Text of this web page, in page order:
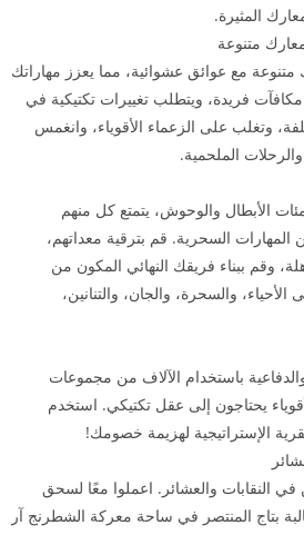
المثيرة.
متنوعة
مع عوائق عشوائية، مما يعزز مهاراتك
فريدة، ويتطلب تغييرات تكتيكية في
وتغلب على الزعماء الأقوياء، وانغمس
الملحمية.
الأبطال والوحوش، يتمتع كل منهم
السحرية. قم بترقية معداتهم،
وقم ببناء فريقك النهائي المكون من
والسحرة، والجان، والتنانين،
باستخدام الآلاف من مجموعات
يحتاجون إلى عقل تكتيكي. استخدم
الإستراتيجية لهزيمة خصومك!
في النقابات والعشائر. اعملوا معًا لسحق
بتاج المنتصر في ساحة معركة الشطرنج آر